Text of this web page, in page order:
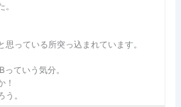
っている所突っ込まれています。
ていう気分。
！
。